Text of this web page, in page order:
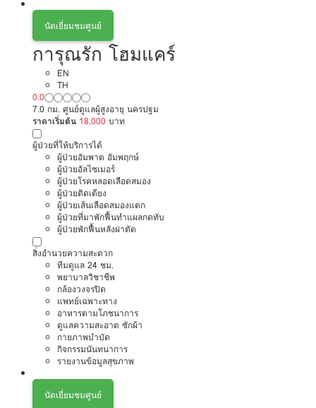
นัดเยี่ยมชมศูนย์
การุณรัก โฮมแคร์
EN
TH
0.0
7.0 กม. ศูนย์ดูแลผู้สูงอายุ นครปฐม
ราคาเริ่มต้น 18,000 บาท
ผู้ป่วยที่ให้บริการได้
ผู้ป่วยอัมพาต อัมพฤกษ์
ผู้ป่วยอัลไซเมอร์
ผู้ป่วยโรคหลอดเลือดสมอง
ผู้ป่วยติดเตียง
ผู้ป่วยเส้นเลือดสมองแตก
ผู้ป่วยที่มาพักฟื้นทำแผลกดทับ
ผู้ป่วยพักฟื้นหลังผ่าตัด
สิ่งอำนวยความสะดวก
ทีมดูแล 24 ชม.
พยาบาลวิชาชีพ
กล้องวงจรปิด
แพทย์เฉพาะทาง
อาหารตามโภชนาการ
ดูแลความสะอาด ซักผ้า
กายภาพบำบัด
กิจกรรมนันทนาการ
รายงานข้อมูลสุขภาพ
นัดเยี่ยมชมศูนย์